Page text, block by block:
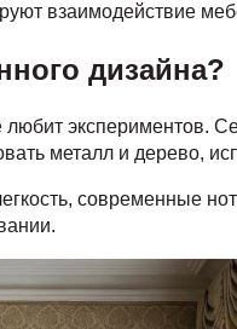
взаимодействие
дизайна?
экспериментов.
металл и дерево,
современные